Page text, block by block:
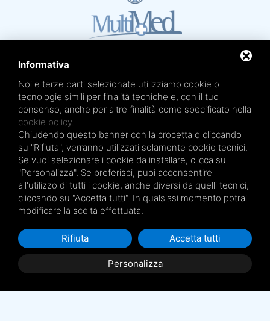
Mare Termale Bolognese e
sono un marchio di
TRE EFFE s.r.l.
Sede legale e amministrativa: Via Irnerio 12/2 - 40126 Bologna - Tel/fax 051.4210046
Cod.Fisc e P.IVA 04045610377 - R.E.A. BO n. 334452 - R.I. BO n. 56601 - Cap. Soc.
€ 20.000,00 i.v.
Terme San Petronio - Antalgik - Bodi
Terme San Luca - Pluricenter
Terme Felsinee
Terme Acquabios
Informativa
Noi e terze parti selezionate utilizziamo cookie o
tecnologie simili per finalità tecniche e, con il tuo
consenso, anche per altre finalità come specificato nella
cookie policy.
Chiudendo questo banner con la crocetta o cliccando
su "Rifiuta", verranno utilizzati solamente cookie tecnici.
Se vuoi selezionare i cookie da installare, clicca su
"Personalizza". Se preferisci, puoi acconsentire
all'utilizzo di tutti i cookie, anche diversi da quelli tecnici,
cliccando su "Accetta tutti". In qualsiasi momento potrai
modificare la scelta effettuata.
Personalizza
Rifiuta Accetta tutti